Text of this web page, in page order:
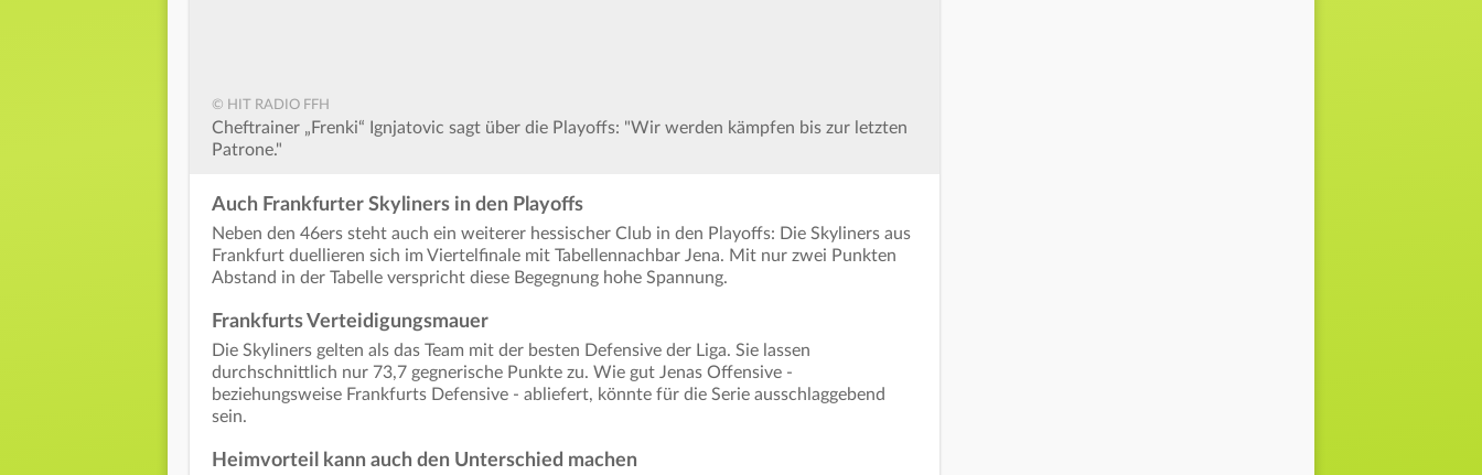
© HIT RADIO FFH
Cheftrainer „Frenki“ Ignjatovic sagt über die Playoffs: "Wir werden kämpfen bis zur letzten
Patrone."
Auch Frankfurter Skyliners in den Playoffs
Neben den 46ers steht auch ein weiterer hessischer Club in den Playoffs: Die Skyliners aus
Frankfurt duellieren sich im Viertelfinale mit Tabellennachbar Jena. Mit nur zwei Punkten
Abstand in der Tabelle verspricht diese Begegnung hohe Spannung.
Frankfurts Verteidigungsmauer
Die Skyliners gelten als das Team mit der besten Defensive der Liga. Sie lassen
durchschnittlich nur 73,7 gegnerische Punkte zu. Wie gut Jenas Offensive -
beziehungsweise Frankfurts Defensive - abliefert, könnte für die Serie ausschlaggebend
sein.
Heimvorteil kann auch den Unterschied machen